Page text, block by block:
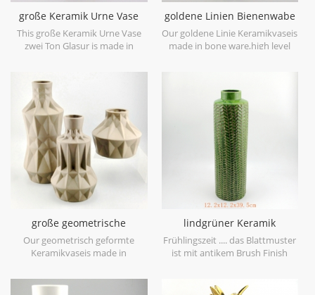
große Keramik Urne Vase
zwei Ton Glasur
This große Keramik Urne Vase
zwei Ton Glasur is made in
material to present two tone
colors,it is hand crafted so the
color is variance,two size
options with 19.7''h and 16.7''h.
goldene Linien Bienenwabe
keramische weiße Vase
Our goldene Linie Keramikvaseis
made in bone ware,high level
große geometrische
Keramikvase braun 3er Set
Our geometrisch geformte
Keramikvaseis made in
material in geometric shapes,it is
hand-crafted with three sizes
lindgrüner Keramik
Vasenblatt Patten
Frühlingszeit .... das Blattmuster
ist mit antikem Brush Finish
ist aus Feinsteinzeug in China